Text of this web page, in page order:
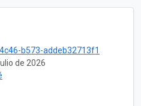
b573-addeb32713f1
de 2026